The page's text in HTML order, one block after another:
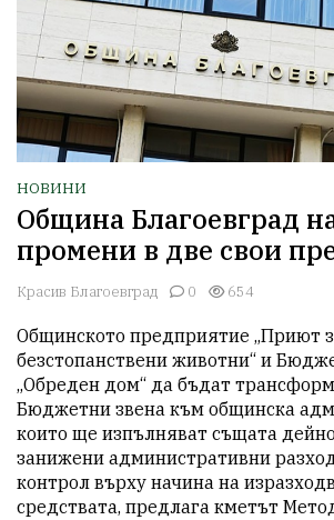
НОВИНИ
Община Благоевград
промени в две свои
Красив Благоевград 0 654
Общинското предприятие „Приют
безстопанствени животни“ и
„Обреден дом“ да бъдат
Бюджетни звена към общинска
които ще изпълняват същата
занижени административни
контрол върху начина на
средствата, предлага кметът